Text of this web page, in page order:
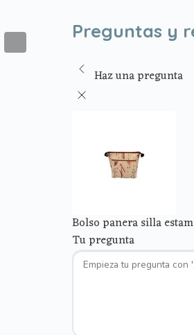
Preguntas y
Haz una pregunta
Bolso panera silla
Tu pregunta